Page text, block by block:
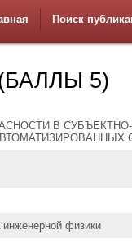
Поиск
5)
В
инженерной физики